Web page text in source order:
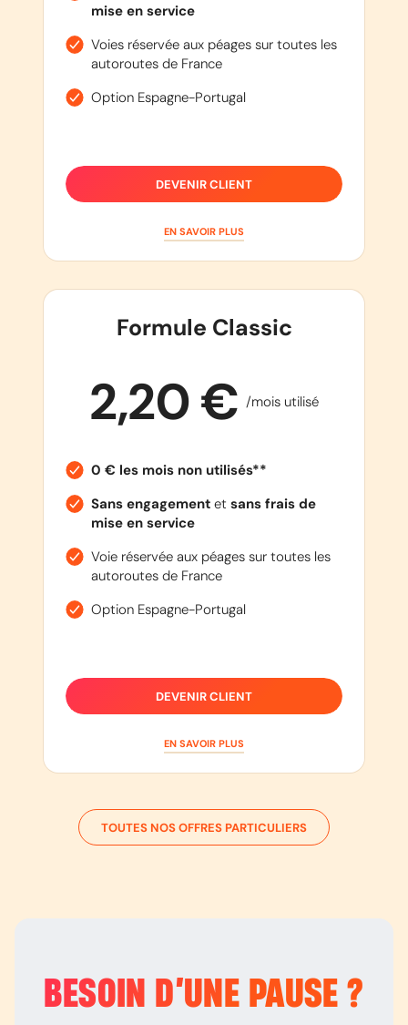
mise en service
Voies réservée aux péages sur toutes les
autoroutes de France
Option Espagne-Portugal
DEVENIR CLIENT
EN SAVOIR PLUS
Formule Classic
2,20 € /mois utilisé
0 € les mois non utilisés**
Sans engagementet sans frais de
mise en service
Voie réservée aux péages sur toutes les
autoroutes de France
Option Espagne-Portugal
DEVENIR CLIENT
EN SAVOIR PLUS
TOUTES NOS OFFRES PARTICULIERS
BESOIN D’UNE PAUSE ?